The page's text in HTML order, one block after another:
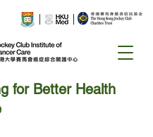
for Better Health